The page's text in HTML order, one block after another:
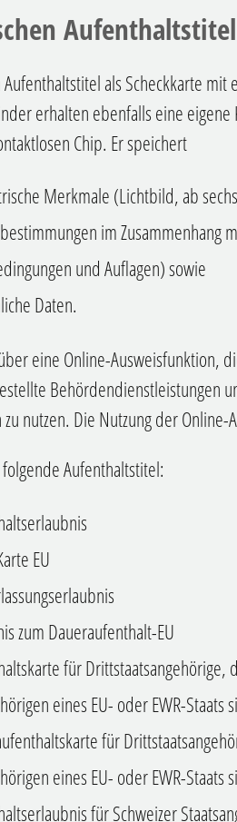
als Scheckkarte mit
erhalten ebenfalls eine
Chip. Er speichert
Merkmale (Lichtbild, ab
im Zusammenhang
und Auflagen)sowie
Daten.
eine Online-Ausweisfunktion,
Behördendienstleistungen
nutzen. Die Nutzung der
Aufenthaltstitel:
EU
zum Daueraufenthalt-EU
für Drittstaatsangehörige,
eines EU- oder EWR-Staats
für
eines EU- oder EWR-Staats
für Schweizer